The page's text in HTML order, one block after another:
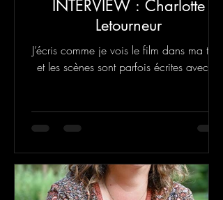
INTERVIEW : Charlotte
Letourneur
J’écris comme je vois le film dans ma tête,
et les scènes sont parfois écrites avec le